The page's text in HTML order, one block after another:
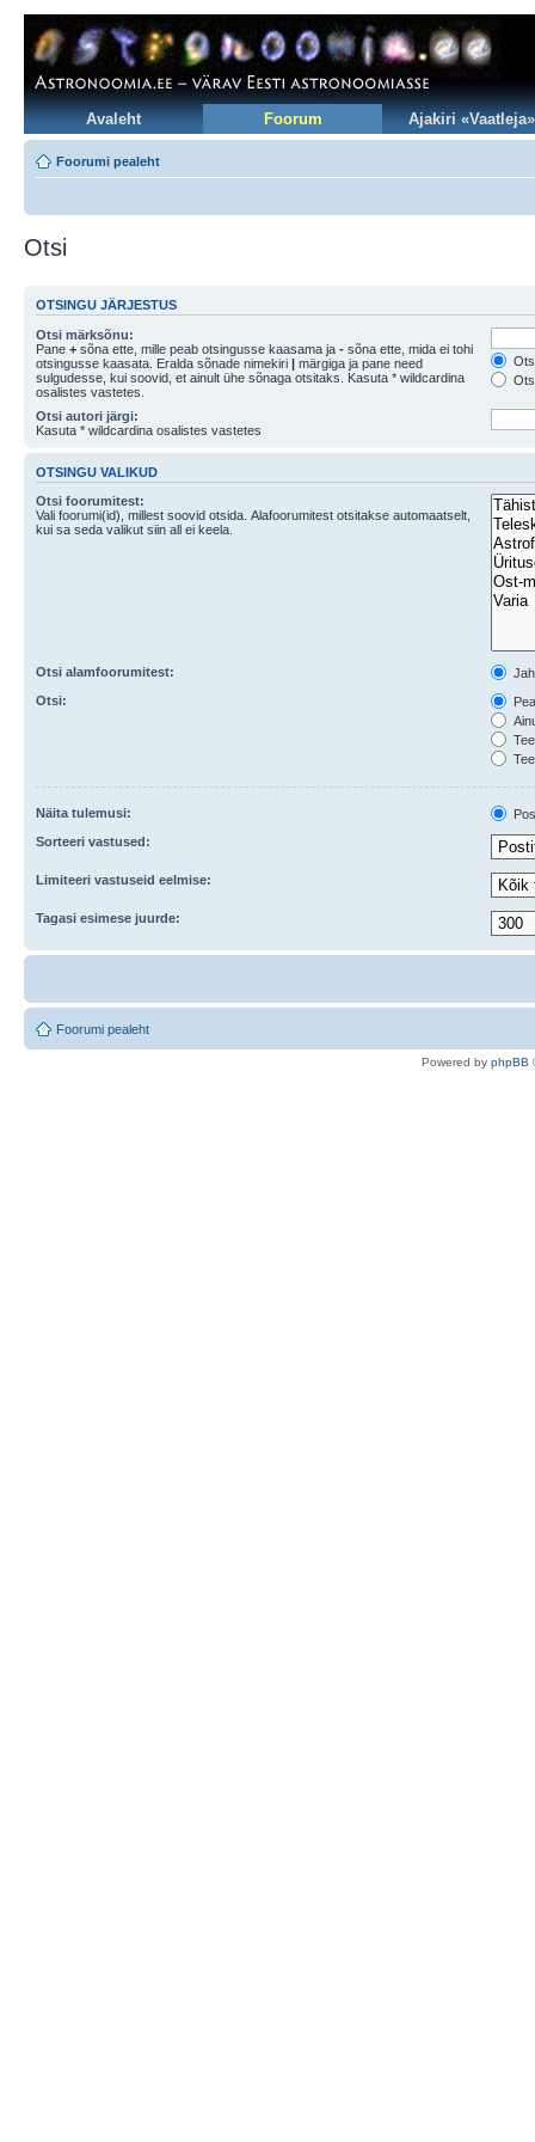
Avaleht Foorum Ajakiri «Vaatleja»
Foorumi pealeht
Otsi
OTSINGU JÄRJESTUS
Otsi märksõnu:
Pane + sõna ette, mille peab otsingusse kaasama ja - sõna ette, mida ei tohi
otsingusse kaasata. Eralda sõnade nimekiri | märgiga ja pane need
sulgudesse, kui soovid, et ainult ühe sõnaga otsitaks. Kasuta * wildcardina
osalistes vastetes.
Otsi autori järgi:
Kasuta * wildcardina osalistes vastetes
OTSINGU VALIKUD
Otsi foorumitest:
Vali foorumi(id), millest soovid otsida. Alafoorumitest otsitakse automaatselt,
kui sa seda valikut siin all ei keela.
Otsi alamfoorumitest:
Jah
Otsi:
Näita tulemusi:
Sorteeri vastused:
Limiteeri vastuseid eelmise:
Tagasi esimese juurde:
Foorumi pealeht
Powered by phpBB